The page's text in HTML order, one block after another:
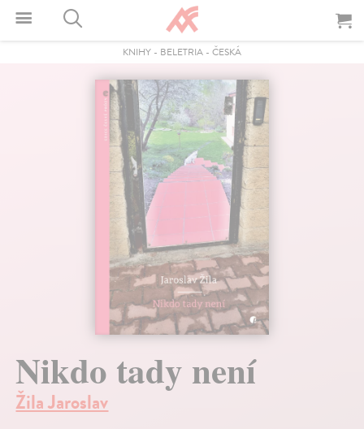
KNIHY - BELETRIA - ČESKÁ
Nikdo tady není
Žila Jaroslav